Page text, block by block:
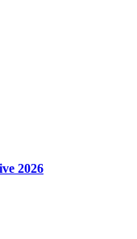
2026